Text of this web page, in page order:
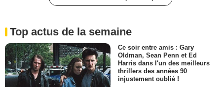
Top actus de la semaine
Ce soir entre amis : Gary
Oldman, Sean Penn et Ed
Harris dans l'un des meilleurs
thrillers des années 90
injustement oublié !